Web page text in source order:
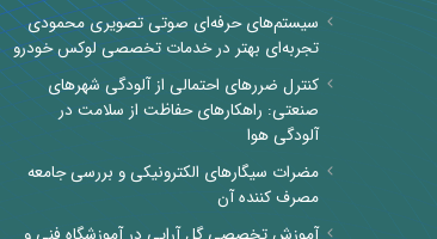
سیستم‌های حرفه‌ای صوتی تصویری محمودی
تجربه‌ای بهتر در خدمات تخصصی لوکس خودرو
کنترل ضررهای احتمالی از آلودگی شهرهای
صنعتی: راهکارهای حفاظت از سلامت در
آلودگی هوا
مضرات سیگارهای الکترونیکی و بررسی جامعه
مصرف کننده آن